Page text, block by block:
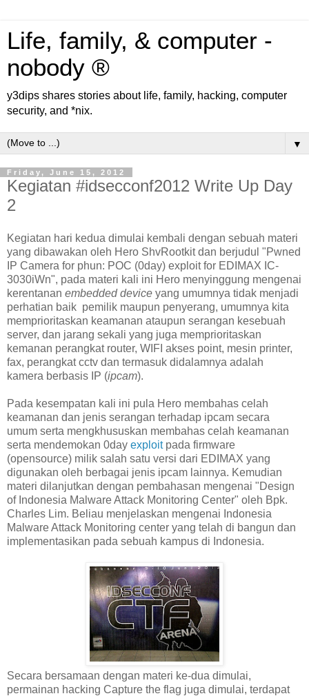
Life, family, & computer -
nobody ®
y3dips shares stories about life, family, hacking, computer
security, and *nix.
▼
Friday, June 15, 2012
Kegiatan #idsecconf2012 Write Up Day
2
Kegiatan hari kedua dimulai kembali dengan sebuah materi
yang dibawakan oleh Hero ShvRootkit dan berjudul "Pwned
IP Camera for phun: POC (0day) exploit for EDIMAX IC-
3030iWn", pada materi kali ini Hero menyinggung mengenai
kerentanan embedded device yang umumnya tidak menjadi
perhatian baik pemilik maupun penyerang, umumnya kita
memprioritaskan keamanan ataupun serangan kesebuah
server, dan jarang sekali yang juga memprioritaskan
kemanan perangkat router, WIFI akses point, mesin printer,
fax, perangkat cctv dan termasuk didalamnya adalah
kamera berbasis IP (ipcam).
Pada kesempatan kali ini pula Hero membahas celah
keamanan dan jenis serangan terhadap ipcam secara
umum serta mengkhususkan membahas celah keamanan
serta mendemokan 0day exploitpada firmware
(opensource) milik salah satu versi dari EDIMAX yang
digunakan oleh berbagai jenis ipcam lainnya. Kemudian
materi dilanjutkan dengan pembahasan mengenai "Design
of Indonesia Malware Attack Monitoring Center" oleh Bpk.
Charles Lim. Beliau menjelaskan mengenai Indonesia
Malware Attack Monitoring center yang telah di bangun dan
implementasikan pada sebuah kampus di Indonesia.
Secara bersamaan dengan materi ke-dua dimulai,
permainan hacking Capture the flag juga dimulai, terdapat